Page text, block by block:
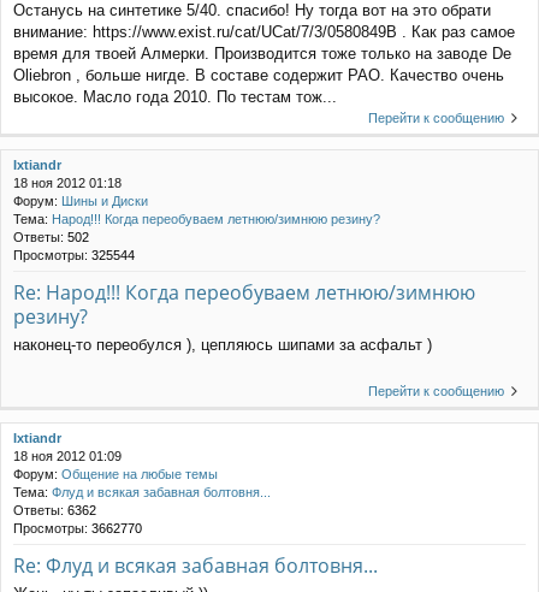
Останусь на синтетике 5/40. спасибо! Ну тогда вот на это обрати
внимание: https://www.exist.ru/cat/UCat/7/3/0580849B . Как раз самое
время для твоей Алмерки. Производится тоже только на заводе De
Oliebron , больше нигде. В составе содержит РАО. Качество очень
высокое. Масло года 2010. По тестам тож...
Перейти к сообщению
Ixtiandr
18 ноя 2012 01:18
Форум:
Шины и Диски
Тема: Народ!!! Когда переобуваем летнюю/зимнюю резину?
Ответы: 502
Просмотры: 325544
Re: Народ!!! Когда переобуваем летнюю/зимнюю
резину?
наконец-то переобулся ), цепляюсь шипами за асфальт )
Перейти к сообщению
Ixtiandr
18 ноя 2012 01:09
Форум: Общение на любые темы
Тема: Флуд и всякая забавная болтовня...
Ответы: 6362
Просмотры: 3662770
Re: Флуд и всякая забавная болтовня...